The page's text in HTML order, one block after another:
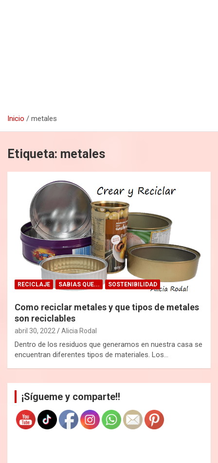
Inicio metales
Etiqueta: metales
RECICLAJE SABIAS QUE... SOSTENIBILIDAD
Como reciclar metales y que tipos de metales
son reciclables
abril 30, 2022 Alicia Rodal
Dentro de los residuos que generamos en nuestra casa se
encuentran diferentes tipos de materiales. Los…
¡Sígueme y comparte!!